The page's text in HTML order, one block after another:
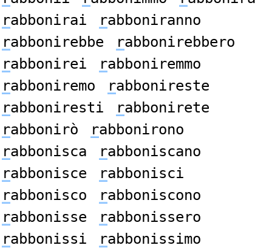
rabbonirai rabboniranno
rabbonirebbe rabbonirebbero
rabbonirei rabboniremmo
rabboniremo rabbonireste
rabboniresti rabbonirete
rabbonirò rabbonirono
rabbonisca rabboniscano
rabbonisce rabbonisci
rabbonisco rabboniscono
rabbonisse rabbonissero
rabbonissi rabbonissimo